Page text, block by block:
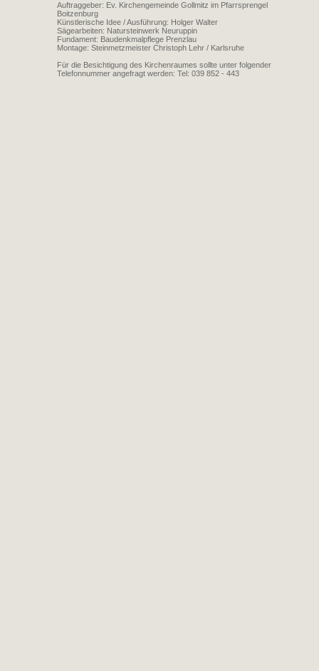
Auftraggeber: Ev. Kirchengemeinde Gollmitz im Pfarrsprengel
Boitzenburg
Künstlerische Idee / Ausführung: Holger Walter
Sägearbeiten: Natursteinwerk Neuruppin
Fundament: Baudenkmalpflege Prenzlau
Montage: Steinmetzmeister Christoph Lehr / Karlsruhe
Für die Besichtigung des Kirchenraumes sollte unter folgender
Telefonnummer angefragt werden: Tel: 039 852 - 443